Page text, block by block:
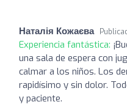
Наталія Кожаєва
Experiencia fantástica:
una sala de espera con
calmar a los niños. Los
rapidísimo y sin dolor.
y paciente.